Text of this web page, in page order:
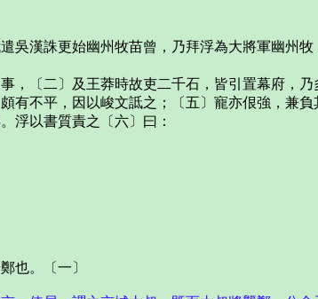
誅更始幽州牧苗曾，乃拜浮為大將軍幽州牧
〔二〕及王莽時故吏二千石，皆引置幕府，
不平，因以峻文詆之；〔五〕寵亦佷強，兼
浮以書質責之〔六〕曰：
也。〔一〕